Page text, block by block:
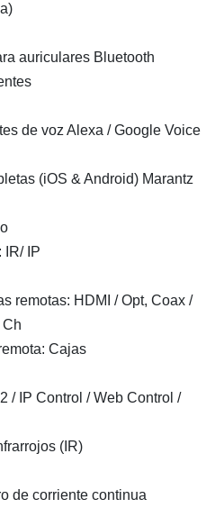
auriculares Bluetooth
de voz Alexa / Google Voice
(iOS & Android) Marantz
IR/ IP
remotas: HDMI / Opt, Coax /
Cajas
/ IP Control / Web Control /
(IR)
de corriente continua